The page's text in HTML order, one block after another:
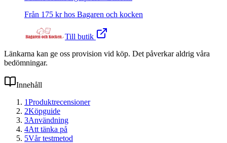
Från 175 kr hos Bagaren och kocken
Till butik
Länkarna kan ge oss provision vid köp. Det påverkar aldrig våra
bedömningar.
Innehåll
1Produktrecensioner
2Köpguide
3Användning
4Att tänka på
5Vår testmetod